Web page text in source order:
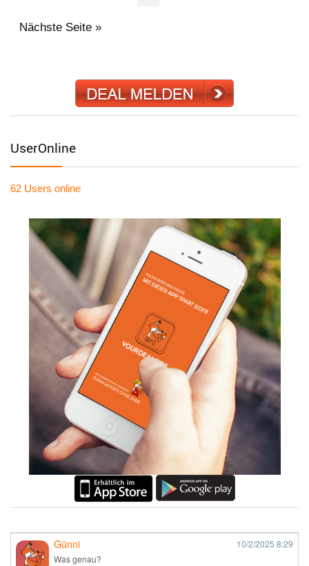
Nächste Seite »
UserOnline
62 Users online
Günni 10/2/2025 8:29
Was genau?